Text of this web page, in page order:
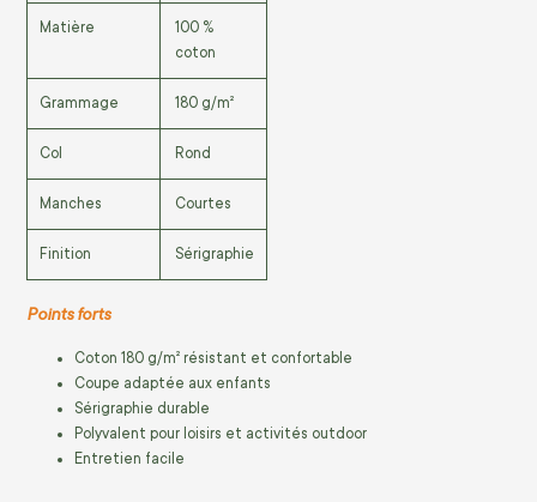
Matière
100 %
coton
Grammage 180 g/m²
Col Rond
Manches Courtes
Finition Sérigraphie
Points forts
Coton 180 g/m² résistant et confortable
Coupe adaptée aux enfants
Sérigraphie durable
Polyvalent pour loisirs et activités outdoor
Entretien facile